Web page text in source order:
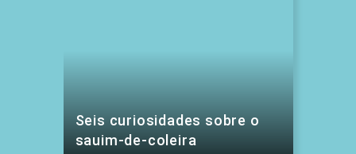
Seis curiosidades sobre o
sauim-de-coleira